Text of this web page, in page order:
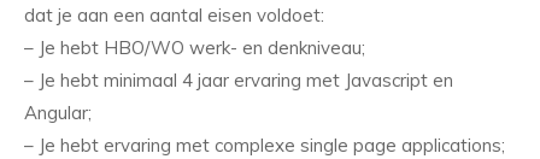
dat je aan een aantal eisen voldoet:
– Je hebt HBO/WO werk- en denkniveau;
– Je hebt minimaal 4 jaar ervaring met Javascript en
Angular;
– Je hebt ervaring met complexe single page applications;